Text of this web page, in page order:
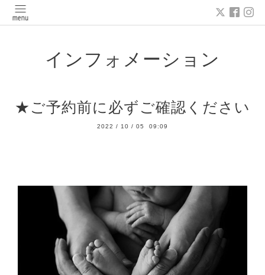
インフォメーション
★ご予約前に必ずご確認ください
2022 / 10 / 05 09:09